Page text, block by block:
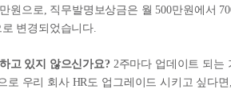
원으로, 직무발명보상금은 월 500만원에서
변경되었습니다.
고 있지 않으신가요? 2주마다 업데이트 되는
로 우리 회사 HR도 업그레이드 시키고 싶다